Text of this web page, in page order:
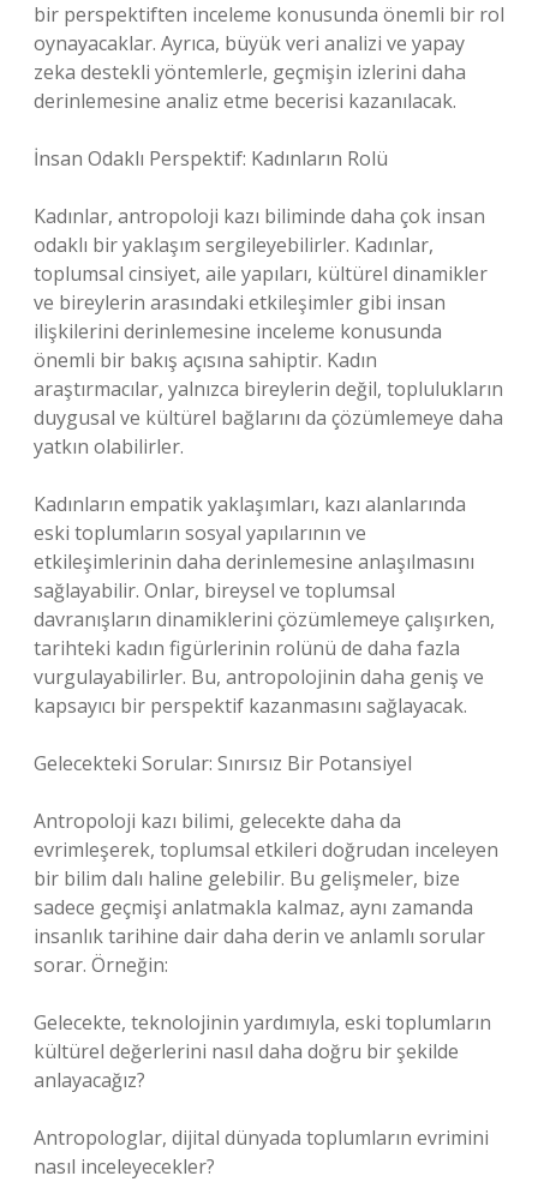
bir perspektiften inceleme konusunda önemli bir rol
oynayacaklar. Ayrıca, büyük veri analizi ve yapay
zeka destekli yöntemlerle, geçmişin izlerini daha
derinlemesine analiz etme becerisi kazanılacak.
İnsan Odaklı Perspektif: Kadınların Rolü
Kadınlar, antropoloji kazı biliminde daha çok insan
odaklı bir yaklaşım sergileyebilirler. Kadınlar,
toplumsal cinsiyet, aile yapıları, kültürel dinamikler
ve bireylerin arasındaki etkileşimler gibi insan
ilişkilerini derinlemesine inceleme konusunda
önemli bir bakış açısına sahiptir. Kadın
araştırmacılar, yalnızca bireylerin değil, toplulukların
duygusal ve kültürel bağlarını da çözümlemeye daha
yatkın olabilirler.
Kadınların empatik yaklaşımları, kazı alanlarında
eski toplumların sosyal yapılarının ve
etkileşimlerinin daha derinlemesine anlaşılmasını
sağlayabilir. Onlar, bireysel ve toplumsal
davranışların dinamiklerini çözümlemeye çalışırken,
tarihteki kadın figürlerinin rolünü de daha fazla
vurgulayabilirler. Bu, antropolojinin daha geniş ve
kapsayıcı bir perspektif kazanmasını sağlayacak.
Gelecekteki Sorular: Sınırsız Bir Potansiyel
Antropoloji kazı bilimi, gelecekte daha da
evrimleşerek, toplumsal etkileri doğrudan inceleyen
bir bilim dalı haline gelebilir. Bu gelişmeler, bize
sadece geçmişi anlatmakla kalmaz, aynı zamanda
insanlık tarihine dair daha derin ve anlamlı sorular
sorar. Örneğin:
Gelecekte, teknolojinin yardımıyla, eski toplumların
kültürel değerlerini nasıl daha doğru bir şekilde
anlayacağız?
Antropologlar, dijital dünyada toplumların evrimini
nasıl inceleyecekler?